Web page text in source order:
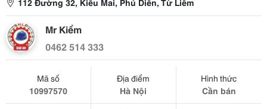
112 Đường 32, Kiều Mai, Phú Diễn, Từ Liêm
Mr Kiểm
0462 514 333
Mã số
10997570
Địa điểm
Hà Nội
Hình thức
Cần bán